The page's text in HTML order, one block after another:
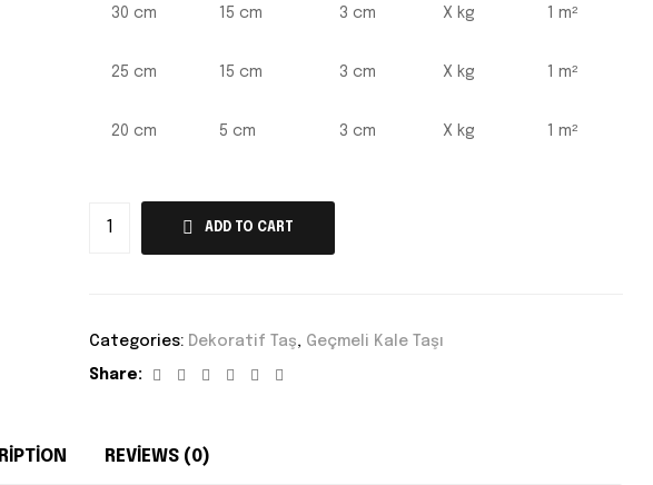
30 cm 15 cm 3 cm X kg 1 m²
25 cm 15 cm 3 cm X kg 1 m²
20 cm 5 cm 3 cm X kg 1 m²
ADD TO CART
Categories: Dekoratif Taş, Geçmeli Kale Taşı
Share: Facebook
TwitterLinkedinGoogle+Pinterest
REVIEWS (0)